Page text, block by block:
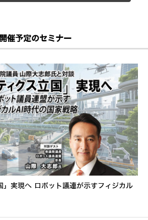
開催予定のセミナー
」実現へ ロボット議連が示すフィジカル